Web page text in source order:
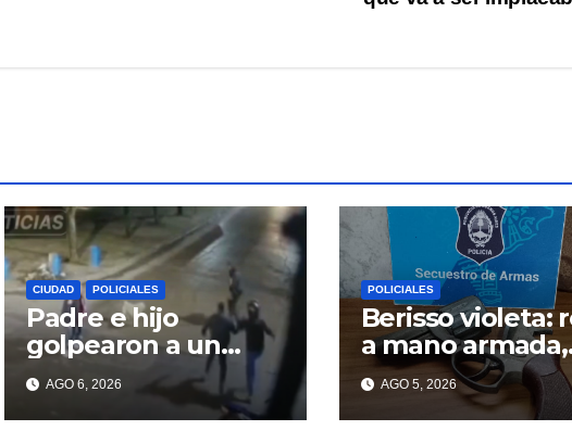
CIUDAD POLICIALES
Padre e hijo
golpearon a un
delincuente para
recuperar un
celular robado en
AGO 6, 2026
POLICIALES
Berisso violeta:
a mano armada,
tiros y dos
AGO 5, 2026